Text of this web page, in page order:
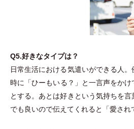
Q5.好きなタイプは？
日常生活における気遣いができる人
時に
「ひーもいる？ 」
と一言声をか
とする。あとは好きという気持ちを
でも良いので伝えてくれると
「愛され